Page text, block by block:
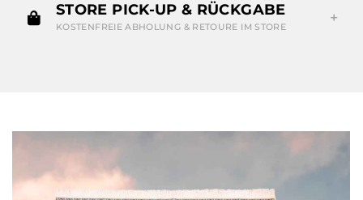
STORE PICK-UP & RÜCKGABE
KOSTENFREIE ABHOLUNG & RETOURE IM STORE